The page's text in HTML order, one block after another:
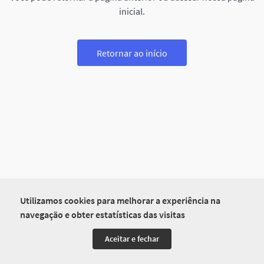
Utilizamos cookies para melhorar a experiência na
navegação e obter estatísticas das visitas
Aceitar e fechar
inicial.
Retornar ao início